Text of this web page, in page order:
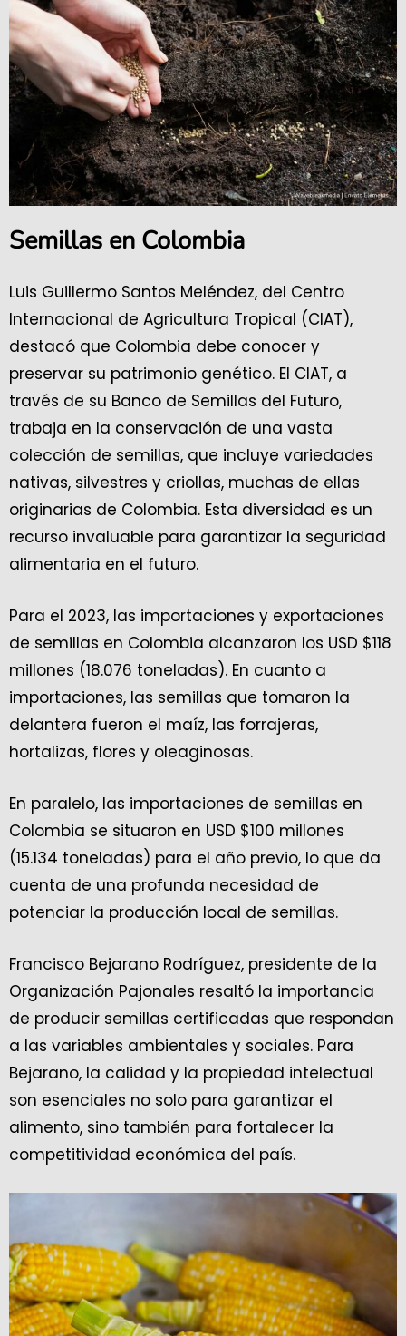
Semillas en Colombia
Luis Guillermo Santos Meléndez, del Centro
Internacional de Agricultura Tropical (CIAT),
destacó que Colombia debe conocer y
preservar su patrimonio genético. El CIAT, a
través de su Banco de Semillas del Futuro,
trabaja en la conservación de una vasta
colección de semillas, que incluye variedades
nativas, silvestres y criollas, muchas de ellas
originarias de Colombia. Esta diversidad es un
recurso invaluable para garantizar la seguridad
alimentaria en el futuro.
Para el 2023, las importaciones y exportaciones
de semillas en Colombia alcanzaron los USD $118
millones (18.076 toneladas). En cuanto a
importaciones, las semillas que tomaron la
delantera fueron el maíz, las forrajeras,
hortalizas, flores y oleaginosas.
En paralelo, las importaciones de semillas en
Colombia se situaron en USD $100 millones
(15.134 toneladas) para el año previo, lo que da
cuenta de una profunda necesidad de
potenciar la producción local de semillas.
Francisco Bejarano Rodríguez, presidente de la
Organización Pajonales resaltó la importancia
de producir semillas certificadas que respondan
a las variables ambientales y sociales. Para
Bejarano, la calidad y la propiedad intelectual
son esenciales no solo para garantizar el
alimento, sino también para fortalecer la
competitividad económica del país.